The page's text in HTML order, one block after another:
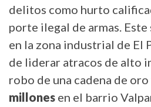
delitos como hurto
porte ilegal de armas.
en la zona industrial de El
de liderar atracos de alto
robo de una cadena de
millones en el barrio